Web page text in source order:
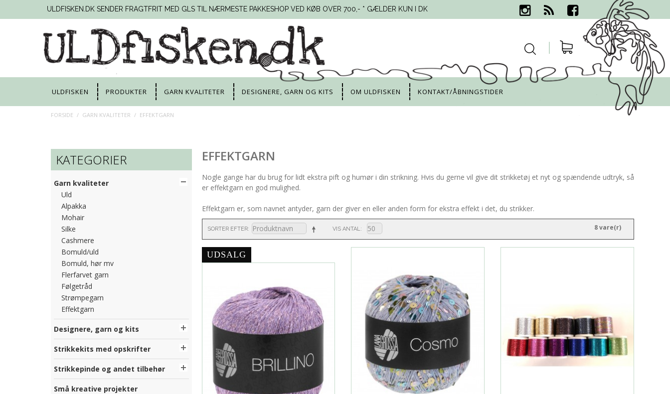
ULDFISKEN.DK SENDER FRAGTFRIT MED GLS TIL NÆRMESTE PAKKESHOP VED KØB OVER 700,- * GÆLDER KUN I DK
ULDFISKEN PRODUKTER GARN KVALITETER DESIGNERE, GARN OG KITS OM ULDFISKEN KONTAKT/ÅBNINGSTIDER
FORSIDE / GARN KVALITETER / EFFEKTGARN
KATEGORIER
Garn kvaliteter
Uld
Alpakka
Mohair
Silke
Cashmere
Bomuld/uld
Bomuld, hør mv
Flerfarvet garn
Følgetråd
Strømpegarn
Effektgarn
Designere, garn og kits
Strikkekits med opskrifter
Strikkepinde og andet tilbehør
Små kreative projekter
EFFEKTGARN
Nogle gange har du brug for lidt ekstra pift og humør i din strikning. Hvis du gerne vil give dit strikketøj et nyt og spændende udtryk, så
er effektgarn en god mulighed.
Effektgarn er, som navnet antyder, garn der giver en eller anden form for ekstra effekt i det, du strikker.
SORTER EFTER VIS ANTAL 8 vare(r)
UDSALG